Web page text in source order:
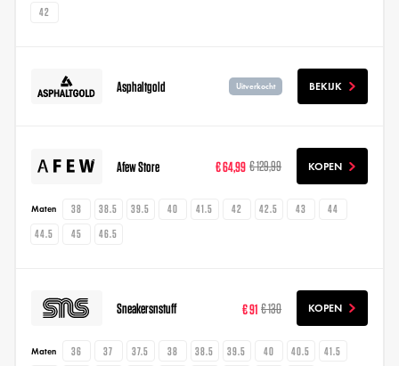
42
Asphaltgold Uitverkocht BEKIJK
Afew Store € 64,99 € 129,99 KOPEN
Maten 38 38.5 39.5 40 41.5 42 42.5 43
44
44.5
45 46.5
Sneakersnstuff € 91 € 130 KOPEN
Maten 36 37 37.5 38 38.5 39.5 40 40.5
41.5